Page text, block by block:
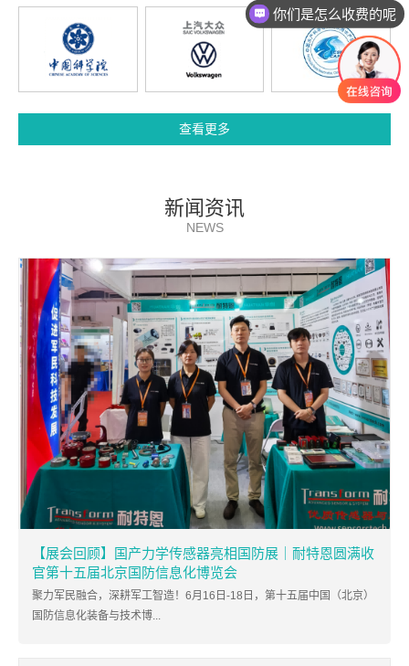
查看更多
新闻资讯
NEWS
【展会回顾】国产力学传感器亮相国防展｜耐特恩圆满收
官第十五届北京国防信息化博览会
聚力军民融合，深耕军工智造！6月16日-18日，第十五届中国（北京）
国防信息化装备与技术博...
现在有优惠活动吗